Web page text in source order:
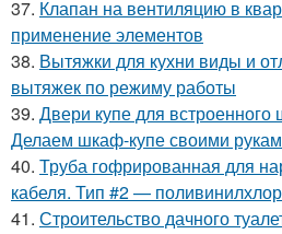
37. Клапан на вентиляцию в
применение элементов
38. Вытяжки для кухни виды и
вытяжек по режиму работы
39. Двери купе для
Делаем шкаф-купе своими
40. Труба гофрированная для
кабеля. Тип #2 —
41. Строительство дачного